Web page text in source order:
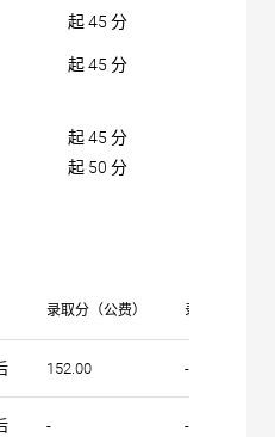
起 45 分
起 45 分
起 45 分
起 50 分
录取分（公费） 录取分（自费
152.00 -
- -